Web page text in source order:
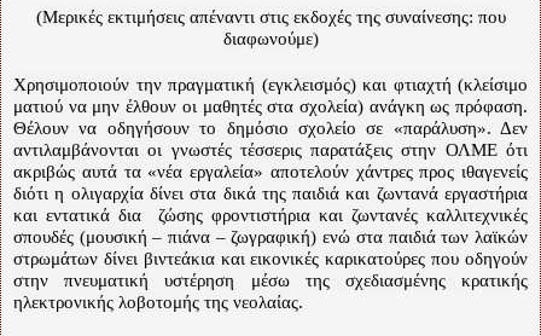
(Μερικές εκτιμήσεις απέναντι στις εκδοχές της συναίνεσης: που
διαφωνούμε)
Χρησιμοποιούν την πραγματική (εγκλεισμός) και φτιαχτή (κλείσιμο
ματιού να μην έλθουν οι μαθητές στα σχολεία) ανάγκη ως πρόφαση.
Θέλουν να οδηγήσουν το δημόσιο σχολείο σε «παράλυση». Δεν
αντιλαμβάνονται οι γνωστές τέσσερις παρατάξεις στην ΟΛΜΕ ότι
ακριβώς αυτά τα «νέα εργαλεία» αποτελούν χάντρες προς ιθαγενείς
διότι η ολιγαρχία δίνει στα δικά της παιδιά και ζωντανά εργαστήρια
και εντατικά δια
ζώσης φροντιστήρια και ζωντανές καλλιτεχνικές
σπουδές (μουσική – πιάνα – ζωγραφική) ενώ στα παιδιά των λαϊκών
στρωμάτων δίνει βιντεάκια και εικονικές καρικατούρες που οδηγούν
στην πνευματική υστέρηση μέσω της σχεδιασμένης κρατικής
ηλεκτρονικής λοβοτομής της νεολαίας.